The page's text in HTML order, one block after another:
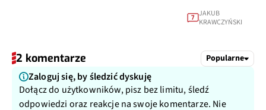
7 JAKUB
KRAWCZYŃSKI
2 komentarze Popularne
Zaloguj się, by śledzić dyskuję
Dołącz do użytkowników, pisz bez limitu, śledź
odpowiedzi oraz reakcje na swoje komentarze. Nie